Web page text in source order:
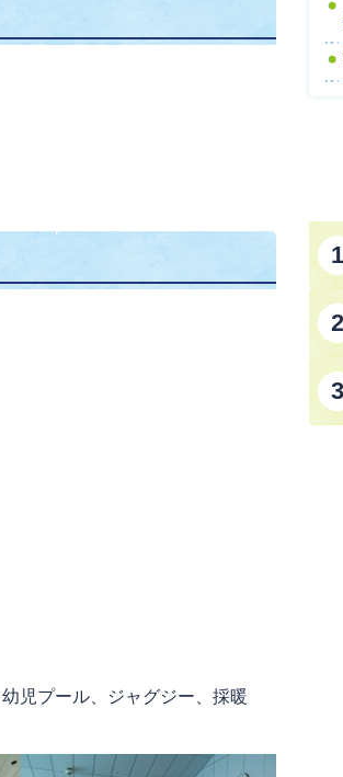
児プール、ジャグジー、採暖